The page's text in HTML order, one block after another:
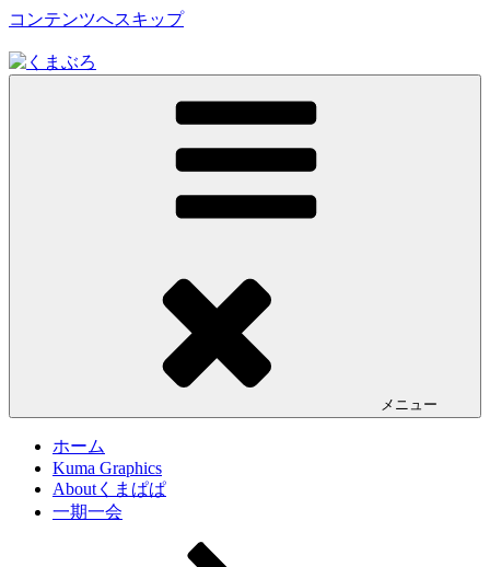
コンテンツへスキップ
くまが入る温泉じゃありません。私くまぱぱのブログという
メニュー
ホーム
Kuma Graphics
Aboutくまぱぱ
一期一会